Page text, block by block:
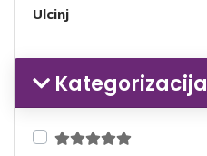
Ulcinj
Kategorizacija